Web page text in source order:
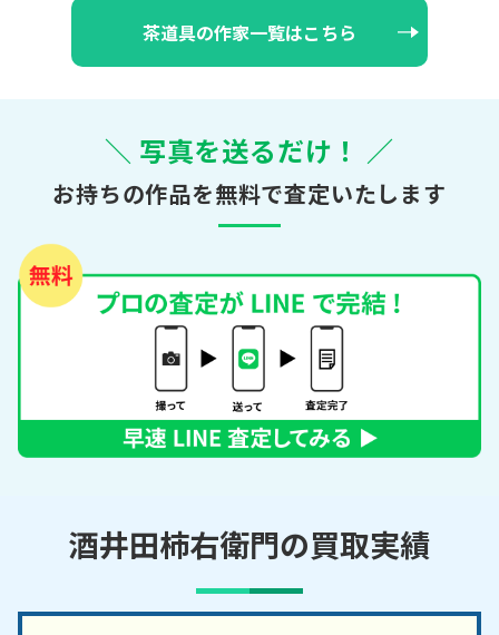
茶道具の作家一覧はこちら
＼ 写真を送るだけ！ ／
お持ちの作品を無料で査定いたします
酒井田柿右衛門の買取実績